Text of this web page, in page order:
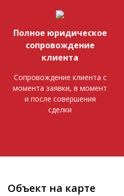
Полное юридическое
сопровождение
клиента
Сопровождение клиента с
момента заявки, в момент
и после совершения
сделки
Объект на карте